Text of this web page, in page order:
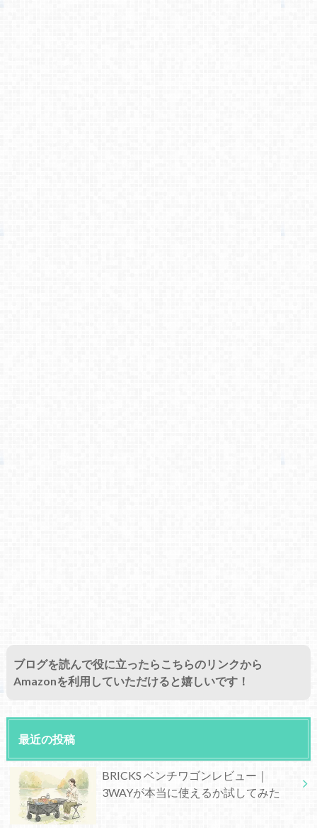
ブログを読んで役に立ったらこちらのリンクから
Amazonを利用していただけると嬉しいです！
最近の投稿
BRICKS ベンチワゴンレビュー｜
3WAYが本当に使えるか試してみた